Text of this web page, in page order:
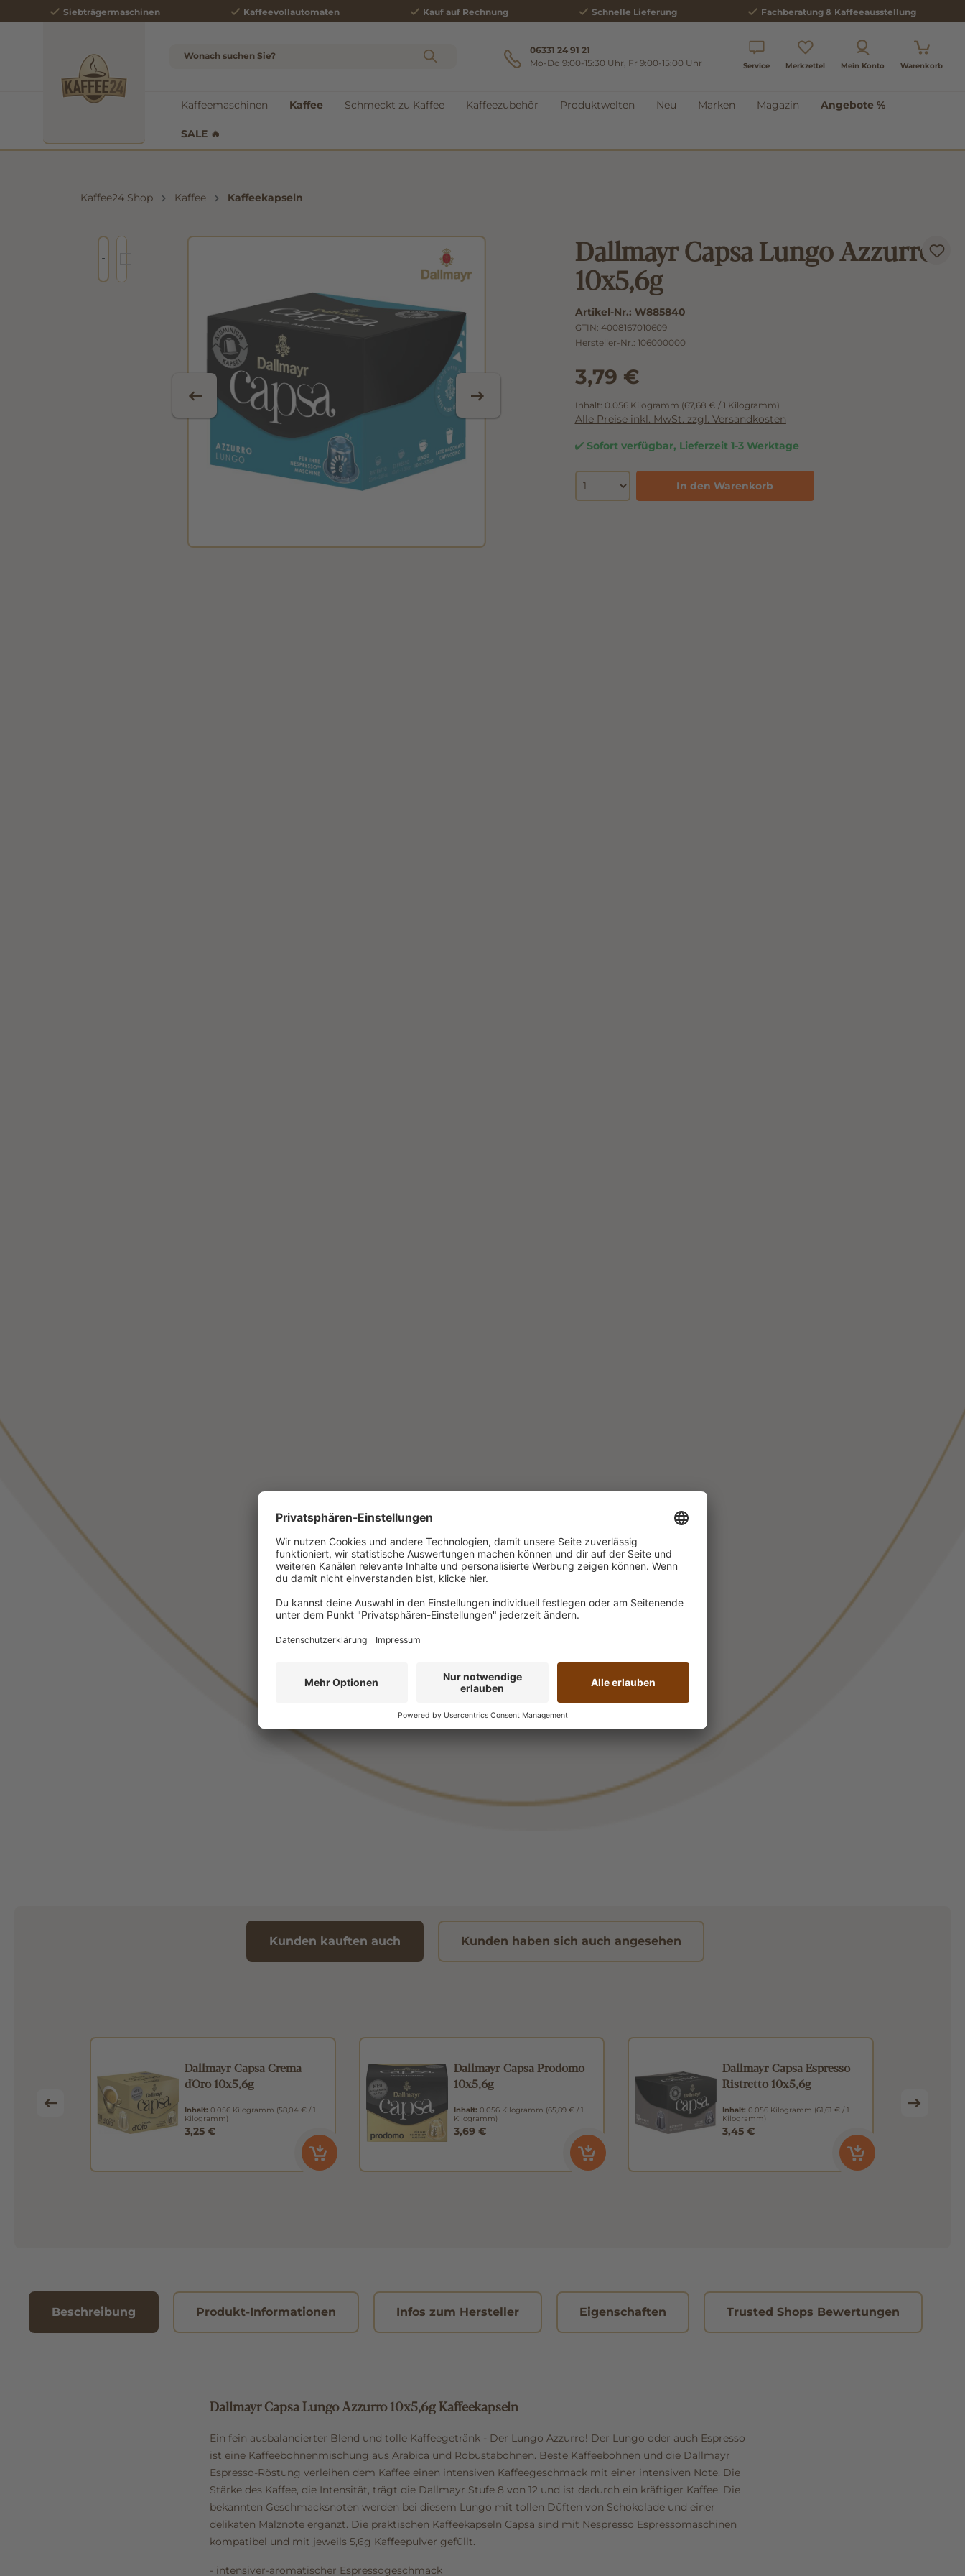
springen Zur Hauptnavigation springen
Siebträgermaschinen Kaffeevollautomaten Kauf auf Rechnung Schnelle Lieferung Fachberatung & Kaffeeausstellung
06331 24 91 21
Mo-Do 9:00-15:30 Uhr, Fr 9:00-15:00 Uhr
Service Merkzettel Mein Konto Warenkorb
Kaffeemaschinen Kaffee Schmeckt zu Kaffee Kaffeezubehör Produktwelten Neu Marken Magazin Angebote %
SALE 🔥
Kaffee24 Shop Kaffee Kaffeekapseln
Dallmayr Capsa Lungo Azzurro
10x5,6g
Artikel-Nr.: W885840
GTIN: 4008167010609
Hersteller-Nr.: 106000000
3,79 €
Inhalt: 0.056 Kilogramm (67,68 € / 1 Kilogramm)
Alle Preise inkl. MwSt. zzgl. Versandkosten
Sofort verfügbar, Lieferzeit 1-3 Werktage
In den Warenkorb
Kunden kauften auch Kunden haben sich auch angesehen
Dallmayr Capsa Crema
d'Oro 10x5,6g
Inhalt: 0.056 Kilogramm (58,04 € / 1
Kilogramm)
3,25 €
Dallmayr Capsa Prodomo
10x5,6g
Inhalt: 0.056 Kilogramm (65,89 € / 1
Kilogramm)
3,69 €
Dallmayr Capsa Espresso
Ristretto 10x5,6g
Inhalt:0.056 Kilogramm (61,61 € / 1
Kilogramm)
3,45 €
Beschreibung Produkt-Informationen Infos zum Hersteller Eigenschaften Trusted Shops Bewertungen
Dallmayr Capsa Lungo Azzurro 10x5,6g Kaffeekapseln
Ein fein ausbalancierter Blend und tolle Kaffeegetränk - Der Lungo Azzurro! Der Lungo oder auch Espresso
ist eine Kaffeebohnenmischung aus Arabica und Robustabohnen. Beste Kaffeebohnen und die Dallmayr
Espresso-Röstung verleihen dem Kaffee einen intensiven Kaffeegeschmack mit einer intensiven Note. Die
Stärke des Kaffee, die Intensität, trägt die Dallmayr Stufe 8 von 12 und ist dadurch ein kräftiger Kaffee. Die
bekannten Geschmacksnoten werden bei diesem Lungo mit tollen Düften von Schokolade und einer
delikaten Malznote ergänzt. Die praktischen Kaffeekapseln Capsa sind mit Nespresso Espressomaschinen
kompatibel und mit jeweils 5,6g Kaffeepulver gefüllt.
- intensiver-aromatischer Espressogeschmack